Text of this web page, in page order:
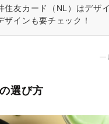
住友カード（NL）はデザ
ザインも要チェック！
―
選び方